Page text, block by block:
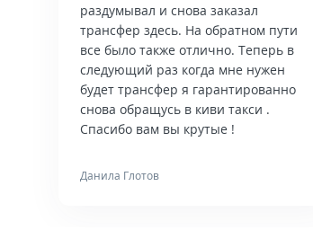
раздумывал и снова заказал
трансфер здесь. На обратном пути
все было также отлично. Теперь в
следующий раз когда мне нужен
будет трансфер я гарантированно
снова обращусь в киви такси .
Спасибо вам вы крутые !
Данила Глотов